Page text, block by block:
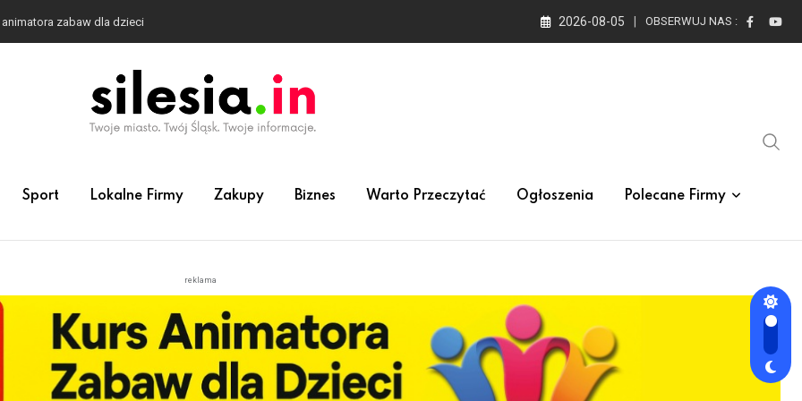
zabaw dla dzieci 2026-08-05 OBSERWUJ NAS :
Sport Lokalne Firmy Zakupy Biznes Warto Przeczytać Ogłoszenia Polecane Firmy
reklama